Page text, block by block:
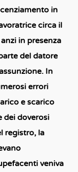
in
circa il
in presenza
del datore
In
errori
e scarico
dei doverosi
registro, la
veniva